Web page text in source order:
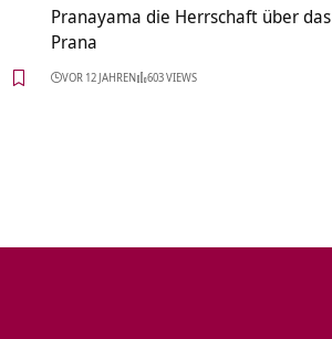
Pranayama die Herrschaft über das
Prana
VOR 12 JAHREN 603 VIEWS